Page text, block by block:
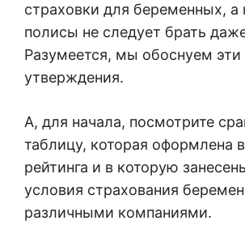
страховки для беременных, а
полисы не следует брать
Разумеется, мы обоснуем эти
утверждения.
А, для начала, посмотрите
таблицу, которая оформлена
рейтинга и в которую
условия страхования
различными компаниями.